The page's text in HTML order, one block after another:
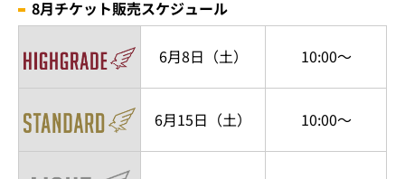
8月チケット販売スケジュール
6月8日（土） 10:00～
6月15日（土） 10:00～